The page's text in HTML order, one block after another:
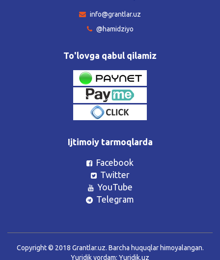
info@grantlar.uz
@hamidziyo
To'lovga qabul qilamiz
Ijtimoiy tarmoqlarda
Facebook
Twitter
YouTube
Telegram
Copyright © 2018 Grantlar.uz. Barcha huquqlar himoyalangan.
Yuridik yordam: Yuridik.uz